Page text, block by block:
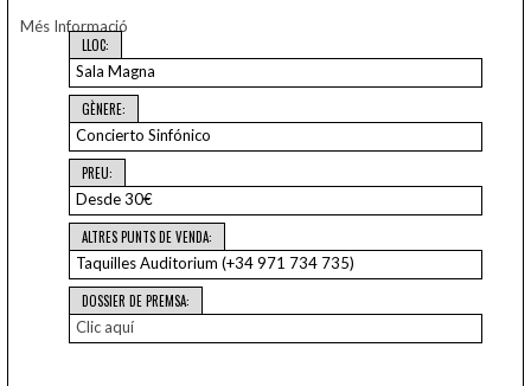
Més Informació
LLOC:
Sala Magna
GÈNERE:
Concierto Sinfónico
PREU:
Desde 30€
ALTRES PUNTS DE VENDA:
Taquilles Auditorium (+34 971 734 735)
DOSSIER DE PREMSA:
Clic aquí